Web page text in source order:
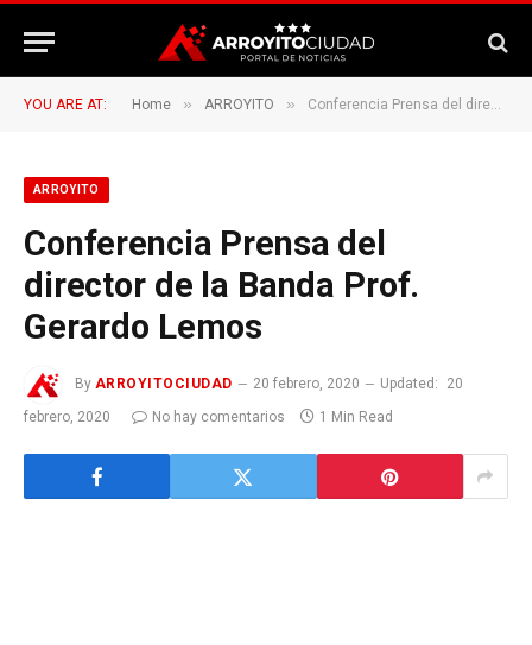
YOU ARE AT: Home » ARROYITO » Conferencia Prensa del director de la Banda Prof. Gerardo Lemos
ARROYITO
Conferencia Prensa del
director de la Banda Prof.
Gerardo Lemos
By ARROYITOCIUDAD 20 febrero, 2020 Updated:
20
febrero, 2020
No hay comentarios 1 Min Read